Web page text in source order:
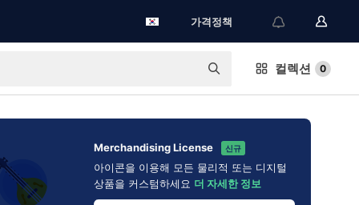
가격정책
컬렉션 0
Merchandising License 신규
아이콘을 이용해 모든 물리적 또는 디지털
상품을 커스텀하세요 더 자세한 정보